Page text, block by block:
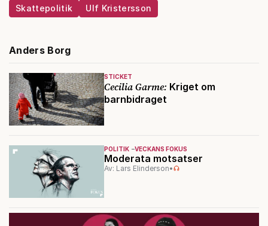
Skattepolitik Ulf Kristersson
Anders Borg
STICKET
Cecilia Garme: Kriget om
barnbidraget
POLITIK VECKANS FOKUS
Moderata motsatser
Av: Lars Elinderson•